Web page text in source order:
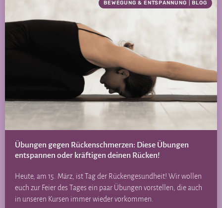
BEWEGUNG & ENTSPANNUNG |BLOG
Übungen gegen Rückenschmerzen: Diese Übungen
entspannen oder kräftigen deinen Rücken!
Heute, am 15. März, ist Tag der Rückengesundheit! Wir wollen
euch zur Feier des Tages ein paar Übungen vorstellen, die auch
in unseren Kursen immer wieder vorkommen.